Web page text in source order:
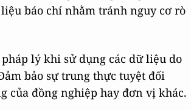
báo chí nhằm tránh nguy cơ rò
lý khi sử dụng các dữ liệu do
bảo sự trung thực tuyệt đối
của đồng nghiệp hay đơn vị khác.